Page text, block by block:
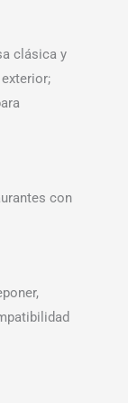
clásica y
con